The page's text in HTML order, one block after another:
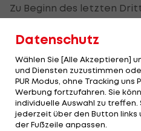
Zu Beginn des letzten
Tor von Vegas-Keeper
nehmen. Der hält lange
nach 12:53 Minuten doch
der zum 3:3 einschießt.
In der folgenden
Datenschutz
Wählen Sie [Alle Akzeptieren]
und Diensten zuzustimmen
PUR Modus, ohne Tracking uns
Werbung fortzufahren. Sie
individuelle Auswahl zu treffen.
jederzeit über den Button links
der Fußzeile anpassen.